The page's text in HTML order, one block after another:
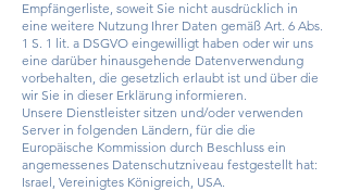
Empfängerliste, soweit Sie nicht ausdrücklich in
eine weitere Nutzung Ihrer Daten gemäß Art. 6 Abs.
1 S. 1 lit. a DSGVO eingewilligt haben oder wir uns
eine darüber hinausgehende Datenverwendung
vorbehalten, die gesetzlich erlaubt ist und über die
wir Sie in dieser Erklärung informieren.
Unsere Dienstleister sitzen und/oder verwenden
Server in folgenden Ländern, für die die
Europäische Kommission durch Beschluss ein
angemessenes Datenschutzniveau festgestellt hat:
Israel, Vereinigtes Königreich, USA.